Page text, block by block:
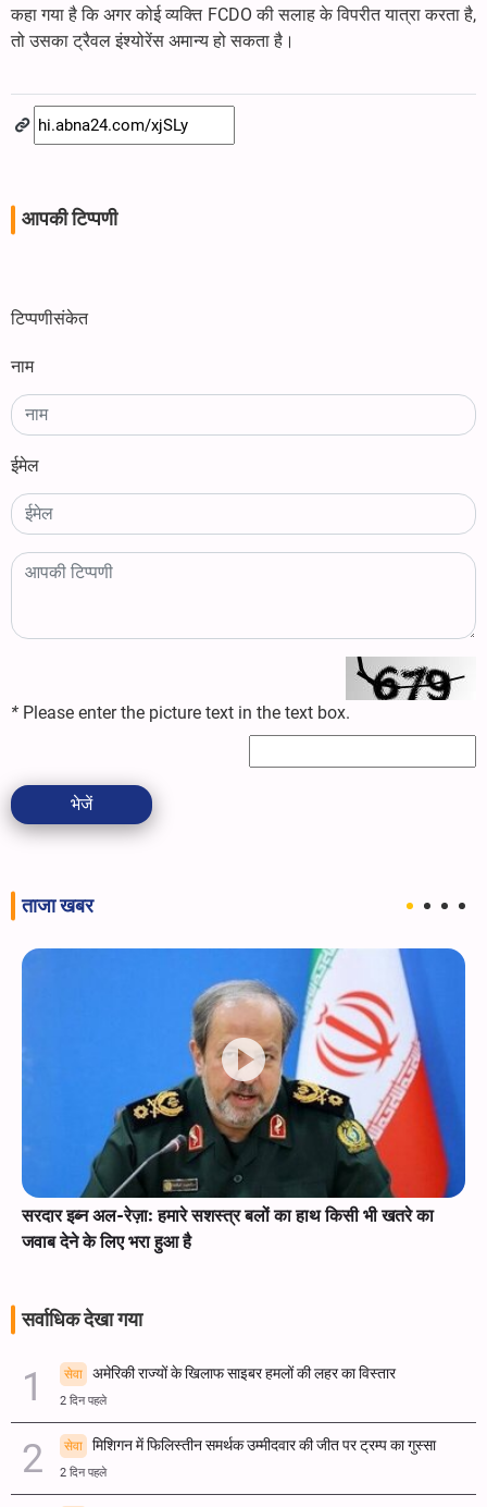
कहा गया है कि अगर कोई व्यक्ति FCDO की सलाह के विपरीत यात्रा करता है,
तो उसका ट्रैवल इंश्योरेंस अमान्य हो सकता है।
आपकी टिप्पणी
टिप्पणीसंकेत
नाम
ईमेल
* Please enter the picture text in the text box.
भेजें
ताजा खबर
सरदार इब्न अल-रेज़ा: हमारे सशस्त्र बलों का हाथ किसी भी खतरे का
जवाब देने के लिए भरा हुआ है
सर्वाधिक देखा गया
सेवा अमेरिकी राज्यों के खिलाफ साइबर हमलों की लहर का विस्तार
2 दिन पहले
सेवा मिशिगन में फिलिस्तीन समर्थक उम्मीदवार की जीत पर ट्रम्प का गुस्सा
2 दिन पहले